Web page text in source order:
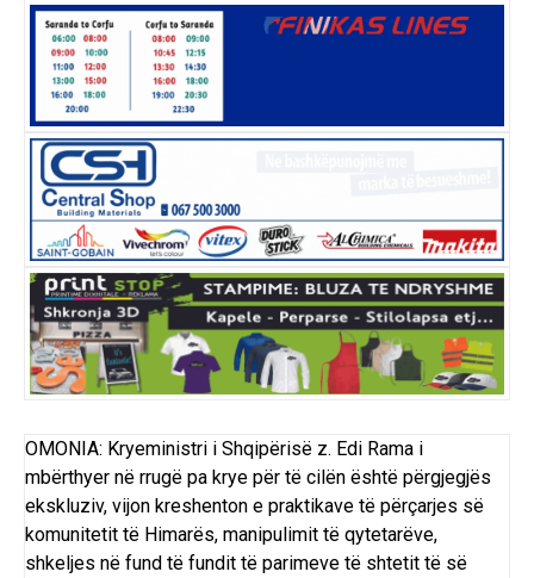
OMONIA: Kryeministri i Shqipërisë z. Edi Rama i
mbërthyer në rrugë pa krye për të cilën është përgjegjës
ekskluziv, vijon kreshenton e praktikave të përçarjes së
komunitetit të Himarës, manipulimit të qytetarëve,
shkeljes në fund të fundit të parimeve të shtetit të së